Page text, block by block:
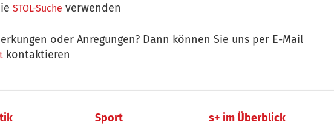
STOL-Suche verwenden
oder Anregungen? Dann können Sie uns per E-Mail
kontaktieren
Sport s+ im Überblick